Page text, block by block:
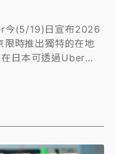
今(5/19)日宣布2026
時推出獨特的在地
日本可透過Uber
自於副駕駛座體驗源
日圓，約新台幣